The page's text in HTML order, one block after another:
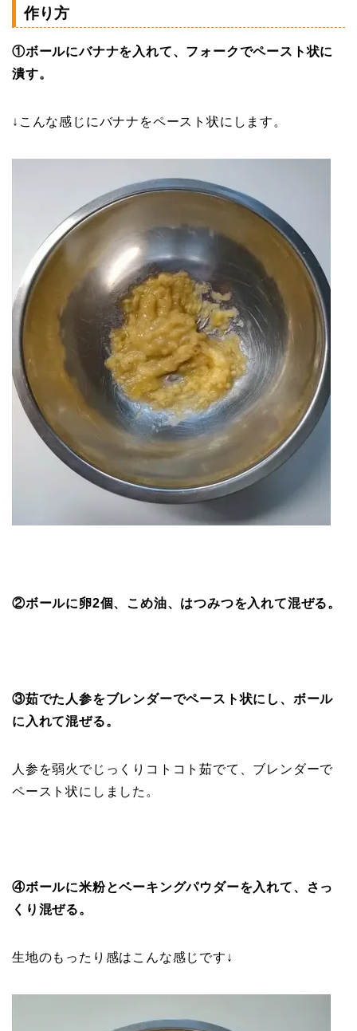
作り方
①ボールにバナナを入れて、フォークでペースト状に
潰す。
↓こんな感じにバナナをペースト状にします。
②ボールに卵2個、こめ油、はつみつを入れて混ぜる。
③茹でた人参をブレンダーでペースト状にし、ボール
に入れて混ぜる。
人参を弱火でじっくりコトコト茹でて、ブレンダーで
ペースト状にしました。
④ボールに米粉とベーキングパウダーを入れて、さっ
くり混ぜる。
生地のもったり感はこんな感じです↓